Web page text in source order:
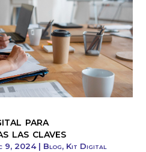
para
las claves
9, 2024| Blog, Kit Digital